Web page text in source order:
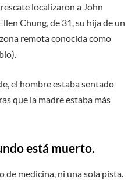
localizaron a John
Chung, de 31, su hija de un
remota conocida como
el hombre estaba sentado
que la madre estaba más
está muerto.
de medicina, ni una sola pista.